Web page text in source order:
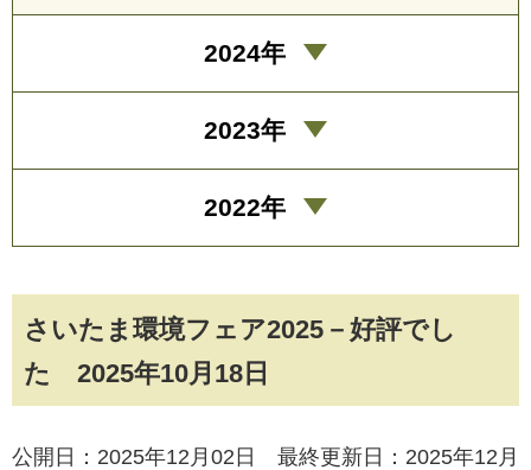
さいたま環境フェア2025－好評でし
た 2025年10月18日
公開日：2025年12月02日 最終更新日：2025年12月
2024年
2023年
2022年